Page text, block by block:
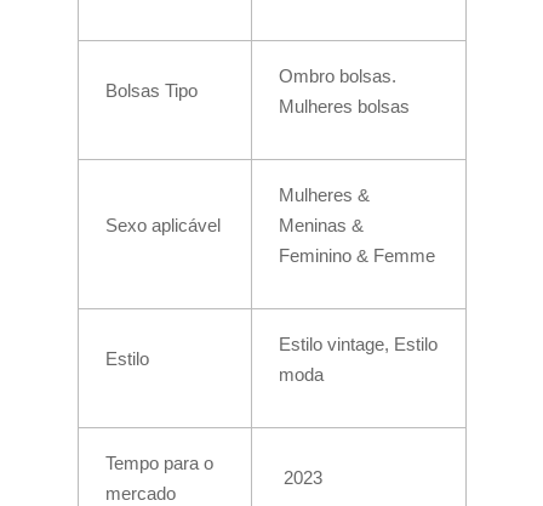
Bolsas Tipo
Ombro bolsas.
Mulheres bolsas
Sexo aplicável
Mulheres &
Meninas &
Feminino & Femme
Estilo
Estilo vintage, Estilo
moda
Tempo para o
mercado
2023